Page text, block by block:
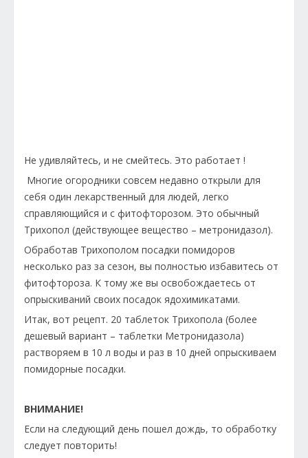
Не удивляйтесь, и не смейтесь. Это работает !
Многие огородники совсем недавно открыли для
себя один лекарственный для людей, легко
справляющийся и с фитофторозом. Это обычный
Трихопол (действующее вещество – метронидазол).
Обработав Трихополом посадки помидоров
несколько раз за сезон, вы полностью избавитесь от
фитофтороза. К тому же вы освобождаетесь от
опрыскиваний своих посадок ядохимикатами.
Итак, вот рецепт. 20 таблеток Трихопола (более
дешевый вариант – таблетки Метронидазола)
растворяем в 10 л воды и раз в 10 дней опрыскиваем
помидорные посадки.
ВНИМАНИЕ!
Если на следующий день пошел дождь, то обработку
следует повторить!